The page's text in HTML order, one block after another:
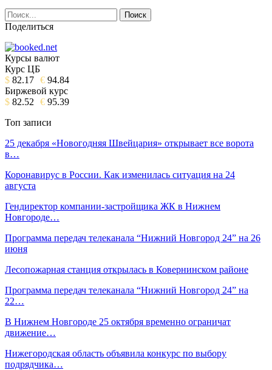
Поделиться
Курсы валют
Курс ЦБ
$ 82.17 € 94.84
Биржевой курс
$ 82.52 € 95.39
Топ записи
25 декабря «Новогодняя Швейцария» открывает все ворота
в…
Коронавирус в России. Как изменилась ситуация на 24
августа
Гендиректор компании-застройщика ЖК в Нижнем
Новгороде…
Программа передач телеканала “Нижний Новгород 24” на 26
июня
Лесопожарная станция открылась в Ковернинском районе
Программа передач телеканала “Нижний Новгород 24” на
22…
В Нижнем Новгороде 25 октября временно ограничат
движение…
Нижегородская область объявила конкурс по выбору
подрядчика…